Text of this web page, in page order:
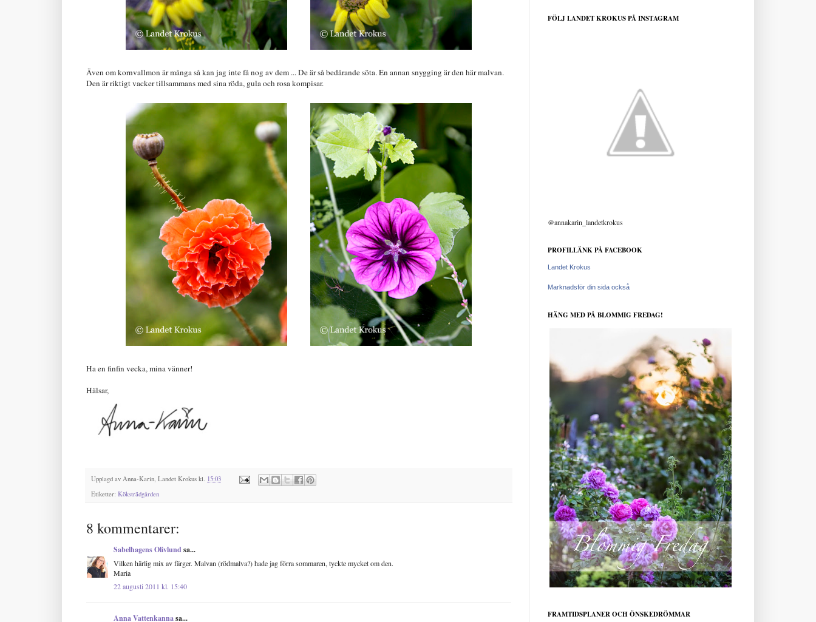
Även om kornvallmon är många så kan jag inte få nog av dem ... De är så bedårande söta. En annan snygging är den här malvan.
Den är riktigt vacker tillsammans med sina röda, gula och rosa kompisar.
Ha en finfin vecka, mina vänner!
Hälsar,
Upplagd av Anna-Karin, Landet Krokus kl. 15:03
Etiketter: Köksträdgården
8 kommentarer:
Sabelhagens Olivlund sa...
Vilken härlig mix av färger. Malvan (rödmalva?) hade jag förra sommaren, tyckte mycket om den.
Maria
22 augusti 2011 kl. 15:40
Anna Vattenkannasa...
FÖLJ LANDET KROKUS PÅ INSTAGRAM
@annakarin_landetkrokus
PROFILLÄNK PÅ FACEBOOK
Landet Krokus
Marknadsför din sida också
HÄNG MED PÅ BLOMMIG FREDAG!
FRAMTIDSPLANER OCH ÖNSKEDRÖMMAR